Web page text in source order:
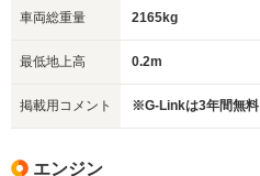
車両総重量 2165kg
最低地上高 0.2m
掲載用コメント ※G-Linkは3年間無料
エンジン